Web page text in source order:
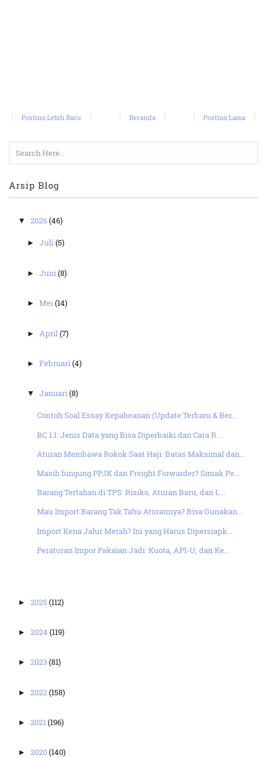
Posting Lebih Baru Posting Lama
Beranda
Arsip Blog
▼ 2026(46)
►Juli(5)
►Juni(8)
►Mei(14)
► April(7)
►Februari(4)
▼Januari(8)
Contoh Soal Essay Kepabeanan (Update Terbaru & Ber...
BC 1.1: Jenis Data yang Bisa Diperbaiki dan Cara R...
Aturan Membawa Rokok Saat Haji: Batas Maksimal dan...
Masih bingung PPJK dan Freight Forwarder? Simak Pe...
Barang Tertahan di TPS: Risiko, Aturan Baru, dan L...
Mau Import Barang Tak Tahu Aturannya? Bisa Gunakan...
Import Kena Jalur Merah? Ini yang Harus Dipersiapk...
Peraturan Impor Pakaian Jadi: Kuota, API-U, dan Ke...
► 2025 (112)
► 2024 (119)
► 2023(81)
► 2022(158)
► 2021 (196)
► 2020(140)